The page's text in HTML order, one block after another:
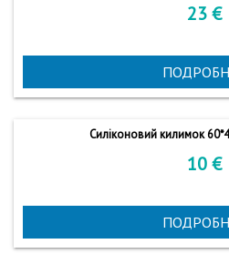
23€
Силіконовий килимок
10€